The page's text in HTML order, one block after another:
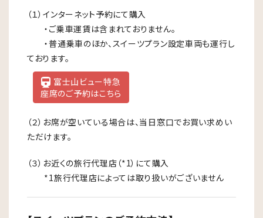
（１）インターネット予約にて購入
・ご乗車運賃は含まれておりません。
・普通乗車のほか、スイーツプラン設定車両も運行し
ております。
富士山ビュー特急
座席のご予約はこちら
（２）お席が空いている場合は、当日窓口でお買い求めい
ただけます。
（３）お近くの旅行代理店（*1）にて購入
*1旅行代理店によっては取り扱いがございません